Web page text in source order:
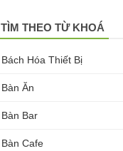
TÌM THEO TỪ KHOÁ
Bách Hóa Thiết Bị
Bàn Ăn
Bàn Bar
Bàn Cafe